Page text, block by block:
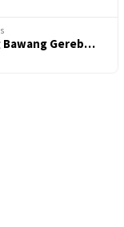
Bawang Gereb…